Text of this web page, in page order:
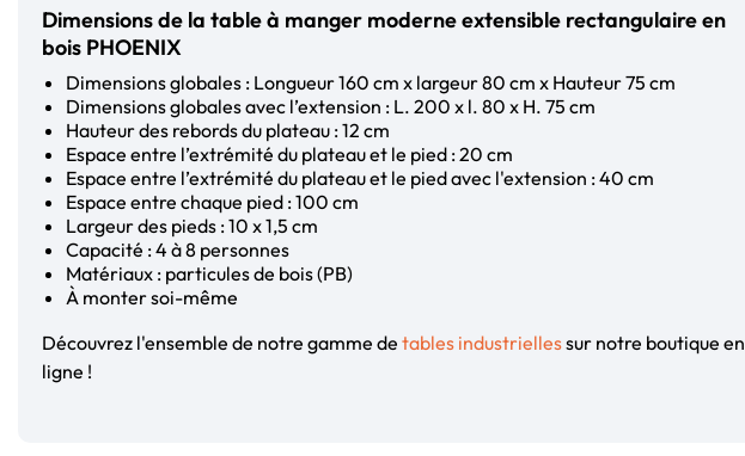
Dimensions de la table à manger moderne extensible rectangulaire en
bois PHOENIX
Dimensions globales : Longueur 160 cm x largeur 80 cm x Hauteur 75 cm
Dimensions globales avec l’extension : L. 200 x l. 80 x H. 75 cm
Hauteur des rebords du plateau : 12 cm
Espace entre l’extrémité du plateau et le pied : 20 cm
Espace entre l’extrémité du plateau et le pied avec l'extension : 40 cm
Espace entre chaque pied : 100 cm
Largeur des pieds : 10 x 1,5 cm
Capacité : 4 à 8 personnes
Matériaux : particules de bois (PB)
À monter soi-même
Découvrez l'ensemble de notre gamme de tables industriellessur notre boutique en
ligne !